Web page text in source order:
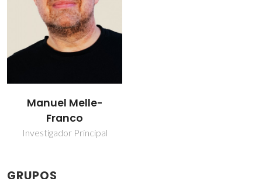
Manuel Melle-
Franco
Investigador Principal